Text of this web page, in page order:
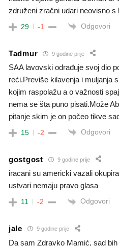
združeni zračni udari neovisno s
29 -1 Odgovori
Tadmur 9 godine prije
SAA lavovski odrađuje svoj dio
reći.Previše kilavenja i muljanja
kojim raspolažu a o važnosti
nema se šta puno pisati.Može
pitanje skim je on počeo tikve
15 -2 Odgovori
gostgost 9 godine prije
iracani su americki vazali
ustvari nemaju pravo glasa
11 -2 Odgovori
jale 9 godine prije
Da sam Zdravko Mamić, sad